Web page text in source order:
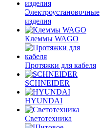
Электроустановочные
изделия
Клеммы WAGO
Протяжки для кабеля
SCHNEIDER
HYUNDAI
Светотехника